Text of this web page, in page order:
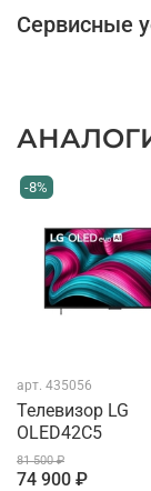
Сервисные
-8%
арт. 435056
Телевизор LG
OLED42C5
81 500 ₽
74 900 ₽